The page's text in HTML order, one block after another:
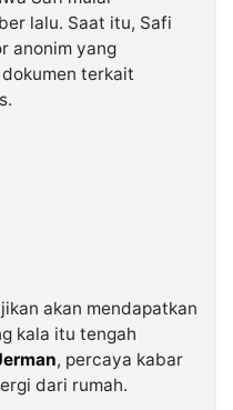
lalu. Saat itu, Safi
anonim yang
terkait
akan mendapatkan
kala itu tengah
, percaya kabar
dari rumah.